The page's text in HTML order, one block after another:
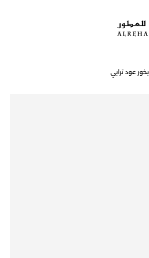
بخور عود ترابي